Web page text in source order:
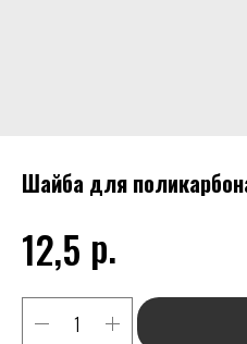
Шайба для
12,5 р.